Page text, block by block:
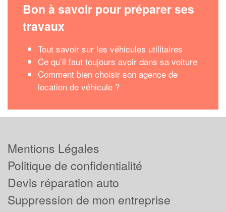
Bon à savoir pour préparer ses
travaux
Tout savoir sur les véhicules utilitaires
Ce qu’il faut toujours avoir dans sa voiture
Comment bien choisir son agence de
location de véhicule ?
Mentions Légales
Politique de confidentialité
Devis réparation auto
Suppression de mon entreprise